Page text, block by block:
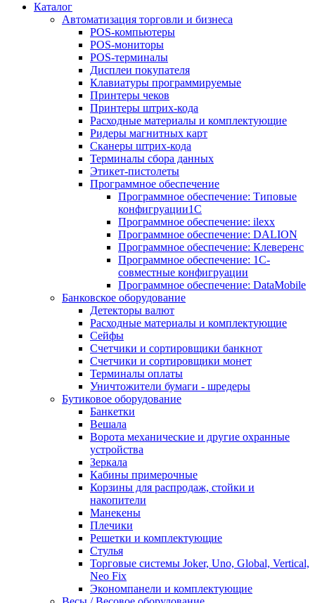
Каталог
Автоматизация торговли и бизнеса
POS-компьютеры
POS-мониторы
POS-терминалы
Дисплеи покупателя
Клавиатуры программируемые
Принтеры чеков
Принтеры штрих-кода
Расходные материалы и комплектующие
Ридеры магнитных карт
Сканеры штрих-кода
Терминалы сбора данных
Этикет-пистолеты
Программное обеспечение
Программное обеспечение: Типовые
конфигруации1С
Программное обеспечение: ilexx
Программное обеспечение: DALION
Программное обеспечение: Клеверенс
Программное обеспечение: 1С-
совместные конфигруации
Программное обеспечение: DataMobile
Банковское оборудование
Детекторы валют
Расходные материалы и комплектующие
Сейфы
Счетчики и сортировщики банкнот
Счетчики и сортировщики монет
Терминалы оплаты
Уничтожители бумаги - шредеры
Бутиковое оборудование
Банкетки
Вешала
Ворота механические и другие охранные
устройства
Зеркала
Кабины примерочные
Корзины для распродаж, стойки и
накопители
Манекены
Плечики
Решетки и комплектующие
Стулья
Торговые системы Joker, Uno, Global, Vertical,
Neo Fix
Экономпанели и комплектующие